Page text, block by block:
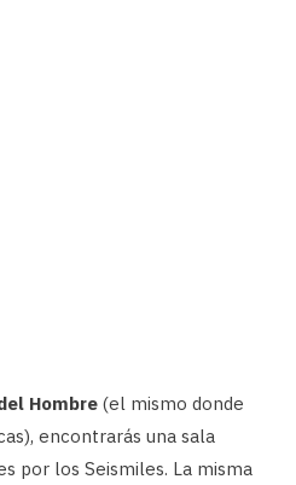
Hombre (el mismo donde
encontrarás una sala
por los Seismiles. La misma